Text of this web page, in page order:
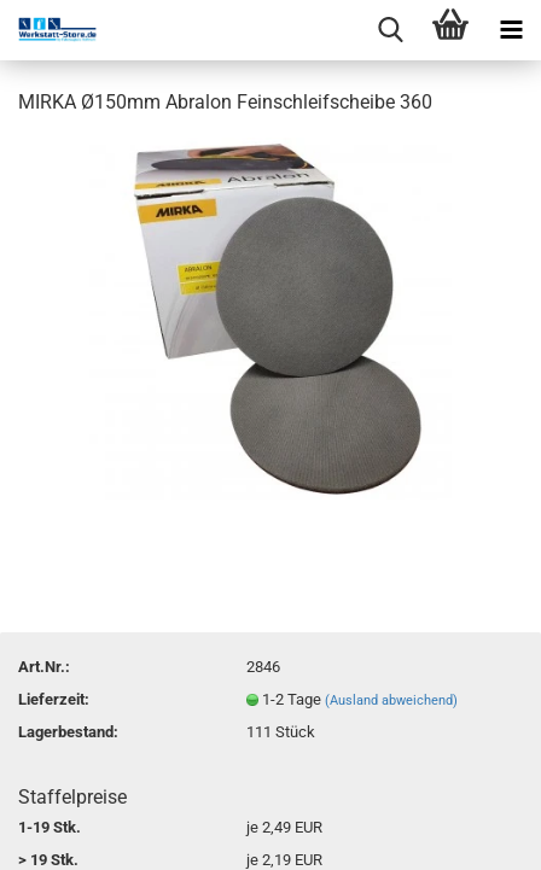
MIRKA Ø150mm Abralon Feinschleifscheibe 360
Art.Nr.:
2846
Lieferzeit:
1-2 Tage(Ausland abweichend)
Lagerbestand: 111Stück
Staffelpreise
1-19 Stk.
je 2,49 EUR
> 19 Stk.
je 2,19 EUR